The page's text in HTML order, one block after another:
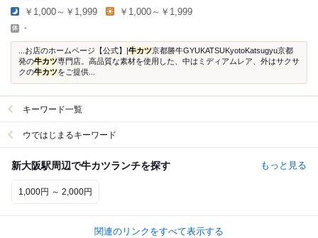
￥1,000～￥1,999 ￥1,000～￥1,999
-
...お店のホームページ【公式】| 牛カツ京都勝牛GYUKATSUKyotoKatsugyu京都
発の牛カツ専門店。高品質な素材を使用した、中はミディアムレア、外はサクサ
クの牛カツをご提供...
キーワード一覧
ウではじまるキーワード
新大阪駅周辺で牛カツランチを探す もっと見る
1,000円 ～ 2,000円
関連のリンクをすべて表示する